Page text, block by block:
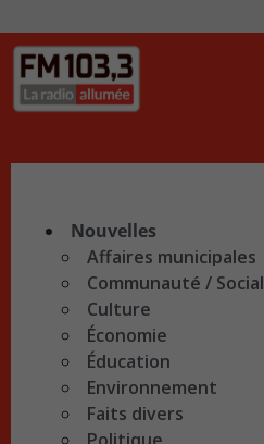
Nouvelles
Affaires municipales
Communauté / Social
Culture
Économie
Éducation
Environnement
Faits divers